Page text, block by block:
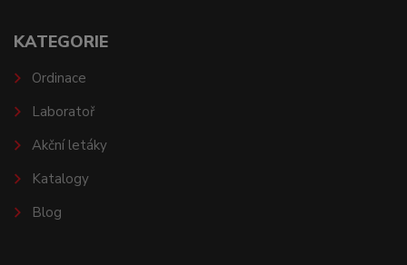
KATEGORIE
Ordinace
Laboratoř
Akční letáky
Katalogy
Blog